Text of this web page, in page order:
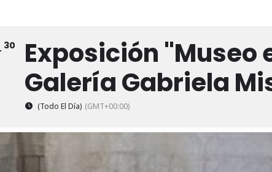
30
Exposición "Museo
Galería Gabriela
(Todo El Día) (GMT+00:00)